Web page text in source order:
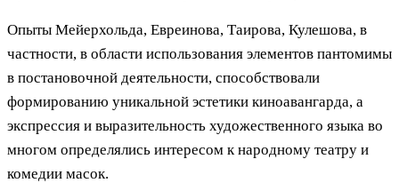
Опыты Мейерхольда, Евреинова, Таирова, Кулешова, в
частности, в области использования элементов пантомимы
в постановочной деятельности, способствовали
формированию уникальной эстетики киноавангарда, а
экспрессия и выразительность художественного языка во
многом определялись интересом к народному театру и
комедии масок.